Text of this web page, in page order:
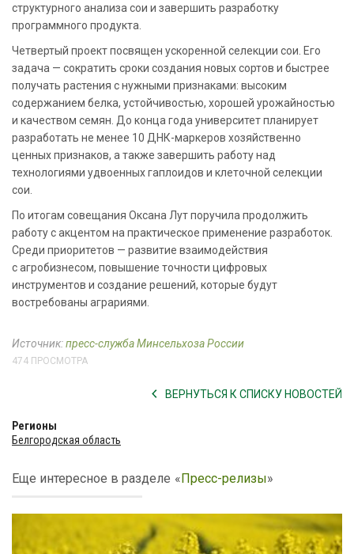
структурного анализа сои и завершить разработку
программного продукта.
Четвертый проект посвящен ускоренной селекции сои. Его
задача — сократить сроки создания новых сортов и быстрее
получать растения с нужными признаками: высоким
содержанием белка, устойчивостью, хорошей урожайностью
и качеством семян. До конца года университет планирует
разработать не менее 10 ДНК-маркеров хозяйственно
ценных признаков, а также завершить работу над
технологиями удвоенных гаплоидов и клеточной селекции
сои.
По итогам совещания Оксана Лут поручила продолжить
работу с акцентом на практическое применение разработок.
Среди приоритетов — развитие взаимодействия
с агробизнесом, повышение точности цифровых
инструментов и создание решений, которые будут
востребованы аграриями.
Источник:пресс-служба Минсельхоза России
474 ПРОСМОТРА
ВЕРНУТЬСЯ К СПИСКУ НОВОСТЕЙ
Регионы
Белгородская область
Еще интересное в разделе «Пресс-релизы»